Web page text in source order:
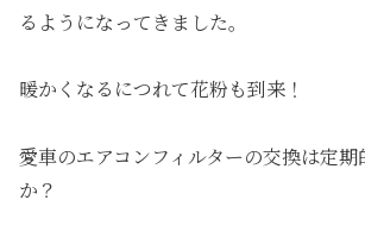
るようになってきました。
暖かくなるにつれて花粉も到来！
愛車のエアコンフィルターの交換は定
か？